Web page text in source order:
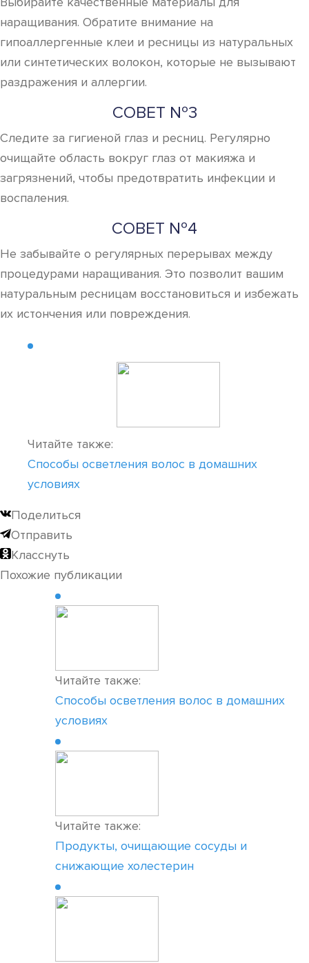
наращивания. Обратите внимание на
гипоаллергенные клеи и ресницы из натуральных
или синтетических волокон, которые не вызывают
раздражения и аллергии.
СОВЕТ №3
Следите за гигиеной глаз и ресниц. Регулярно
очищайте область вокруг глаз от макияжа и
загрязнений, чтобы предотвратить инфекции и
воспаления.
СОВЕТ №4
Не забывайте о регулярных перерывах между
процедурами наращивания. Это позволит вашим
натуральным ресницам восстановиться и избежать
их истончения или повреждения.
Читайте также:
Способы осветления волос в домашних
условиях
Поделиться
Отправить
Класснуть
Похожие публикации
Читайте также:
Способы осветления волос в домашних
условиях
Читайте также:
Продукты, очищающие сосуды и
снижающие холестерин